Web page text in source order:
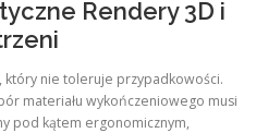
Rendery 3D i
nie toleruje przypadkowości.
materiału wykończeniowego musi
pod kątem ergonomicznym,